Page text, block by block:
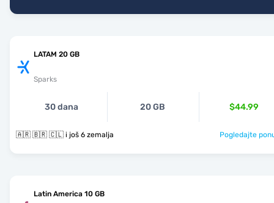
LATAM 20 GB
Sparks
30 dana 20 GB $44.99
🇦🇷 🇧🇷 🇨🇱 i još 6 zemalja Pogledajte
Latin America 10 GB